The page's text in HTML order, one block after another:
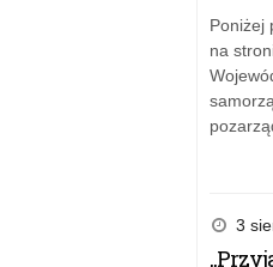
Poniżej
na
3